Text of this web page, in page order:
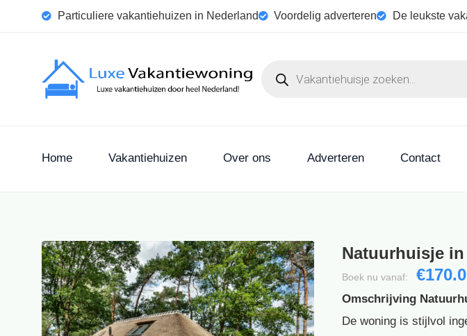
Particuliere vakantiehuizen in Nederland Voordelig adverteren De leukste
Home Vakantiehuizen Over ons Adverteren Contact
Natuurhuisje
Boek nu vanaf:
Omschrijving
De woning is stijlvol